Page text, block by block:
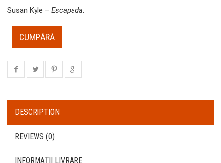
Susan Kyle – Escapada.
CUMPĂRĂ
DESCRIPTION
REVIEWS (0)
INFORMAȚII LIVRARE